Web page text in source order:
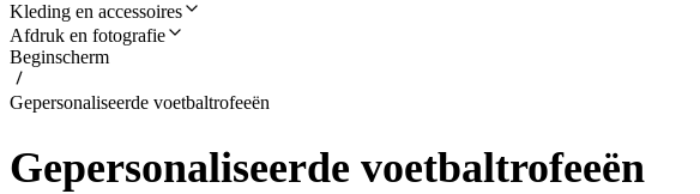
Kleding en accessoires
Afdruk en fotografie
Beginscherm
Gepersonaliseerde voetbaltrofeeën
Gepersonaliseerde voetbaltrofeeën